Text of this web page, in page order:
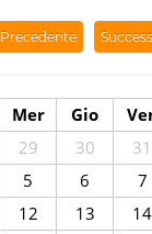
Precedente
Mer Gio
29 30 31
5 6 7
12 13 14